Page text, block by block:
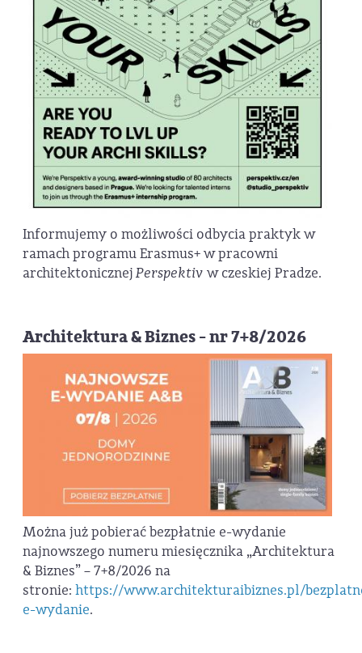
Informujemy o możliwości odbycia praktyk w
ramach programu Erasmus+ w pracowni
architektonicznejPerspektiv w czeskiej Pradze.
Architektura & Biznes - nr 7+8/2026
Można już pobierać bezpłatnie e-wydanie
najnowszego numeru miesięcznika „Architektura
& Biznes” – 7+8/2026 na
stronie: https://www.architekturaibiznes.pl/
e-wydanie.